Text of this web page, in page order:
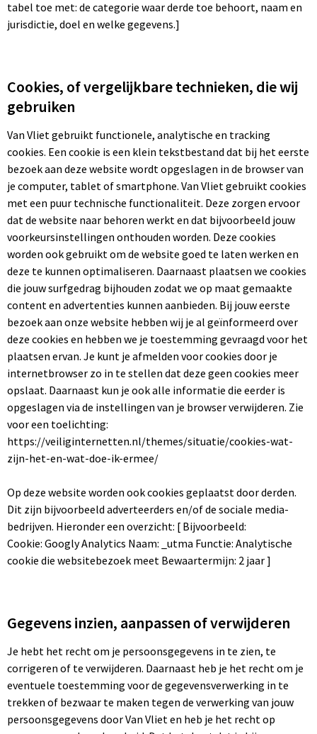
tabel toe met: de categorie waar derde toe behoort, naam en
jurisdictie, doel en welke gegevens.]
Cookies, of vergelijkbare technieken, die wij
gebruiken
Van Vliet gebruikt functionele, analytische en tracking
cookies. Een cookie is een klein tekstbestand dat bij het eerste
bezoek aan deze website wordt opgeslagen in de browser van
je computer, tablet of smartphone. Van Vliet gebruikt cookies
met een puur technische functionaliteit. Deze zorgen ervoor
dat de website naar behoren werkt en dat bijvoorbeeld jouw
voorkeursinstellingen onthouden worden. Deze cookies
worden ook gebruikt om de website goed te laten werken en
deze te kunnen optimaliseren. Daarnaast plaatsen we cookies
die jouw surfgedrag bijhouden zodat we op maat gemaakte
content en advertenties kunnen aanbieden. Bij jouw eerste
bezoek aan onze website hebben wij je al geïnformeerd over
deze cookies en hebben we je toestemming gevraagd voor het
plaatsen ervan. Je kunt je afmelden voor cookies door je
internetbrowser zo in te stellen dat deze geen cookies meer
opslaat. Daarnaast kun je ook alle informatie die eerder is
opgeslagen via de instellingen van je browser verwijderen. Zie
voor een toelichting:
https://veiliginternetten.nl/themes/situatie/cookies-wat-
zijn-het-en-wat-doe-ik-ermee/
Op deze website worden ook cookies geplaatst door derden.
Dit zijn bijvoorbeeld adverteerders en/of de sociale media-
bedrijven. Hieronder een overzicht: [ Bijvoorbeeld:
Cookie: Googly Analytics Naam: _utma Functie: Analytische
cookie die websitebezoek meet Bewaartermijn: 2 jaar ]
Gegevens inzien, aanpassen of verwijderen
Je hebt het recht om je persoonsgegevens in te zien, te
corrigeren of te verwijderen. Daarnaast heb je het recht om je
eventuele toestemming voor de gegevensverwerking in te
trekken of bezwaar te maken tegen de verwerking van jouw
persoonsgegevens door Van Vliet en heb je het recht op